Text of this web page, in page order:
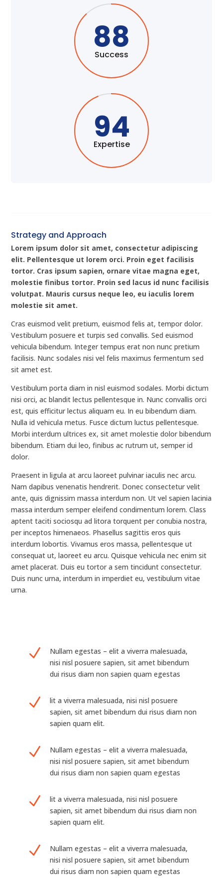
88
Success
94
Expertise
Strategy and Approach
Lorem ipsum dolor sit amet, consectetur adipiscing
elit. Pellentesque ut lorem orci. Proin eget facilisis
tortor. Cras ipsum sapien, ornare vitae magna eget,
molestie finibus tortor. Proin sed lacus id nunc facilisis
volutpat. Mauris cursus neque leo, eu iaculis lorem
molestie sit amet.
Cras euismod velit pretium, euismod felis at, tempor dolor.
Vestibulum posuere et turpis sed convallis. Sed euismod
vehicula bibendum. Integer tempus erat non nunc pretium
facilisis. Nunc sodales nisi vel felis maximus fermentum sed
sit amet est.
Vestibulum porta diam in nisl euismod sodales. Morbi dictum
nisi orci, ac blandit lectus pellentesque in. Nunc convallis orci
est, quis efficitur lectus aliquam eu. In eu bibendum diam.
Nulla id vehicula metus. Fusce dictum luctus pellentesque.
Morbi interdum ultrices ex, sit amet molestie dolor bibendum
bibendum. Etiam dui leo, finibus ac rutrum ut, semper id
dolor.
Praesent in ligula at arcu laoreet pulvinar iaculis nec arcu.
Nam dapibus venenatis hendrerit. Donec consectetur velit
ante, quis dignissim massa interdum non. Ut vel sapien lacinia
massa interdum semper eleifend condimentum lorem. Class
aptent taciti sociosqu ad litora torquent per conubia nostra,
per inceptos himenaeos. Phasellus sagittis eros quis
interdum lobortis. Vivamus eros massa, pellentesque ut
consequat ut, laoreet eu arcu. Quisque vehicula nec enim sit
amet placerat. Duis eu tortor a sem tincidunt consectetur.
Duis nunc urna, interdum in imperdiet eu, vestibulum vitae
urna.
N
Nullam egestas – elit a viverra malesuada,
nisi nisl posuere sapien, sit amet bibendum
dui risus diam non sapien quam egestas
N
lit a viverra malesuada, nisi nisl posuere
sapien, sit amet bibendum dui risus diam non
sapien quam elit.
N
Nullam egestas – elit a viverra malesuada,
nisi nisl posuere sapien, sit amet bibendum
dui risus diam non sapien quam egestas
N
lit a viverra malesuada, nisi nisl posuere
sapien, sit amet bibendum dui risus diam non
sapien quam elit.
N
Nullam egestas – elit a viverra malesuada,
nisi nisl posuere sapien, sit amet bibendum
dui risus diam non sapien quam egestas